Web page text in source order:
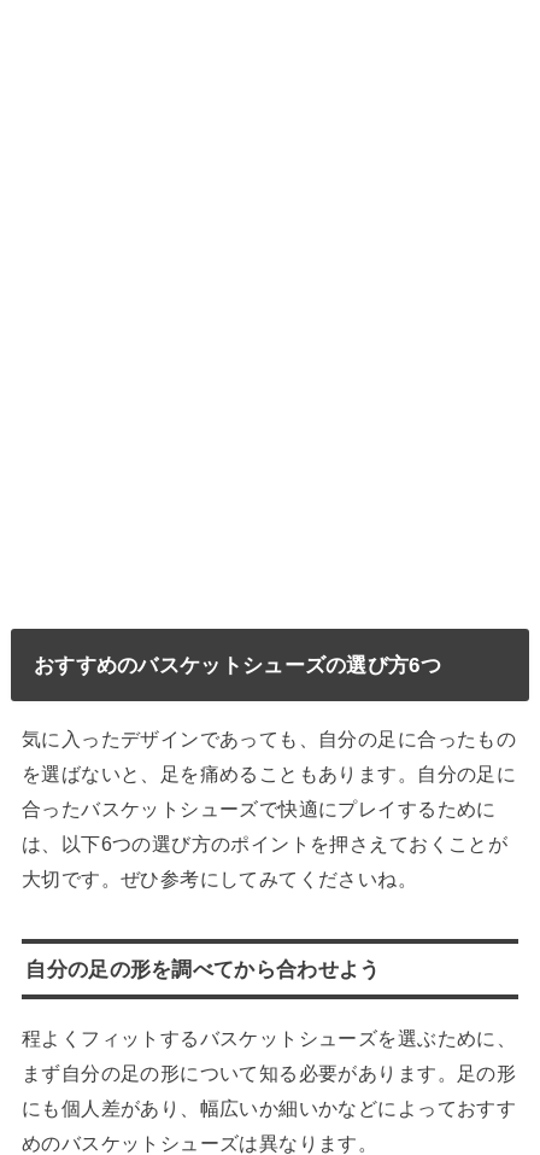
おすすめのバスケットシューズの選び方6つ
気に入ったデザインであっても、自分の足に合ったもの
を選ばないと、足を痛めることもあります。自分の足に
合ったバスケットシューズで快適にプレイするために
は、以下6つの選び方のポイントを押さえておくことが
大切です。ぜひ参考にしてみてくださいね。
自分の足の形を調べてから合わせよう
程よくフィットするバスケットシューズを選ぶために、
まず自分の足の形について知る必要があります。足の形
にも個人差があり、幅広いか細いかなどによっておすす
めのバスケットシューズは異なります。